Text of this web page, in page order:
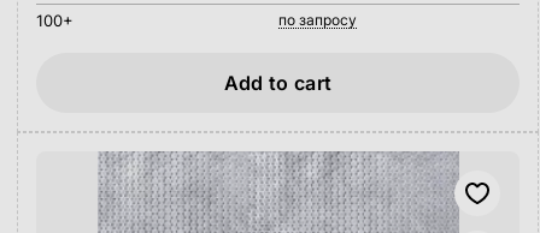
100+
по запросу
Add to cart